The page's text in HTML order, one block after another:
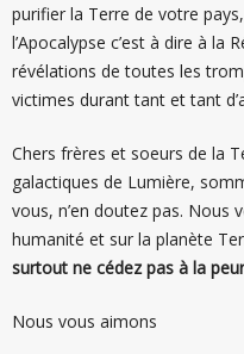
purifier la Terre de votre
l’Apocalypse c’est à dire à la
révélations de toutes les
victimes durant tant et tant
Chers frères et soeurs de la
galactiques de Lumière,
vous, n’en doutez pas. Nous
humanité et sur la planète
surtout ne cédez pas à la
Nous vous aimons